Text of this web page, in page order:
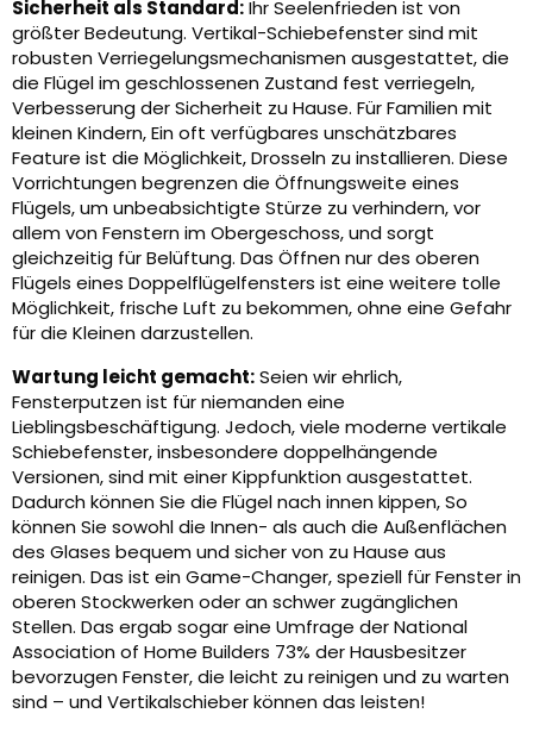
Sicherheit als Standard:Ihr Seelenfrieden ist von
größter Bedeutung. Vertikal-Schiebefenster sind mit
robusten Verriegelungsmechanismen ausgestattet, die
die Flügel im geschlossenen Zustand fest verriegeln,
Verbesserung der Sicherheit zu Hause. Für Familien mit
kleinen Kindern, Ein oft verfügbares unschätzbares
Feature ist die Möglichkeit, Drosseln zu installieren. Diese
Vorrichtungen begrenzen die Öffnungsweite eines
Flügels, um unbeabsichtigte Stürze zu verhindern, vor
allem von Fenstern im Obergeschoss, und sorgt
gleichzeitig für Belüftung. Das Öffnen nur des oberen
Flügels eines Doppelflügelfensters ist eine weitere tolle
Möglichkeit, frische Luft zu bekommen, ohne eine Gefahr
für die Kleinen darzustellen.
Wartung leicht gemacht:Seien wir ehrlich,
Fensterputzen ist für niemanden eine
Lieblingsbeschäftigung. Jedoch, viele moderne vertikale
Schiebefenster, insbesondere doppelhängende
Versionen, sind mit einer Kippfunktion ausgestattet.
Dadurch können Sie die Flügel nach innen kippen, So
können Sie sowohl die Innen- als auch die Außenflächen
des Glases bequem und sicher von zu Hause aus
reinigen. Das ist ein Game-Changer, speziell für Fenster in
oberen Stockwerken oder an schwer zugänglichen
Stellen. Das ergab sogar eine Umfrage der National
Association of Home Builders 73% der Hausbesitzer
bevorzugen Fenster, die leicht zu reinigen und zu warten
sind – und Vertikalschieber können das leisten!